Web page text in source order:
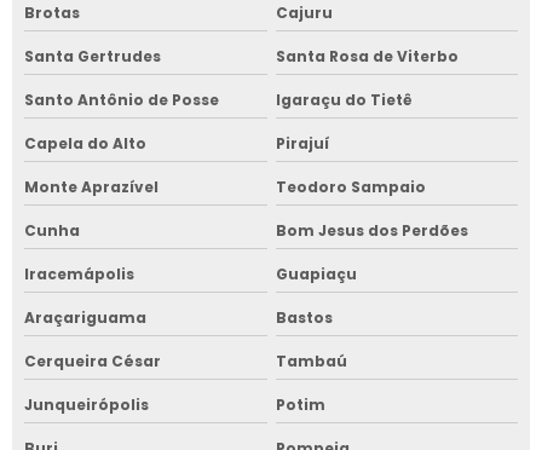
Brotas Cajuru
Santa Gertrudes Santa Rosa de Viterbo
Santo Antônio de Posse Igaraçu do Tietê
Capela do Alto Pirajuí
Monte Aprazível Teodoro Sampaio
Cunha Bom Jesus dos Perdões
Iracemápolis Guapiaçu
Araçariguama Bastos
Cerqueira César Tambaú
Junqueirópolis Potim